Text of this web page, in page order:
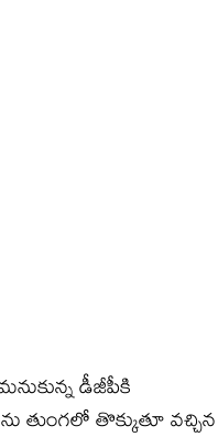
డీజీపీకి
తుంగలో తొక్కుతూ వచ్చిన